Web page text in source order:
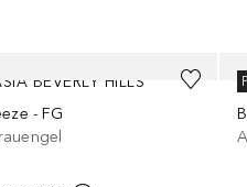
BEVERLY HILLS
- FG